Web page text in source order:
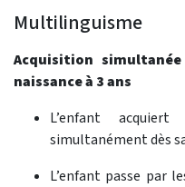
Multilinguisme
Acquisition
naissance à 3 ans
L’enfant
simultanément dès
L’enfant passe par